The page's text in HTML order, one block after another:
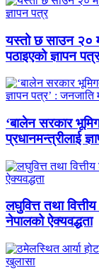
यस्तो छ साउन २०
पठाइएको ज्ञापन पत्र
‘बालेन सरकार
प्रधानमन्त्रीलाई
लघुवित्त तथा
नेपालको ऐक्यवद्धता